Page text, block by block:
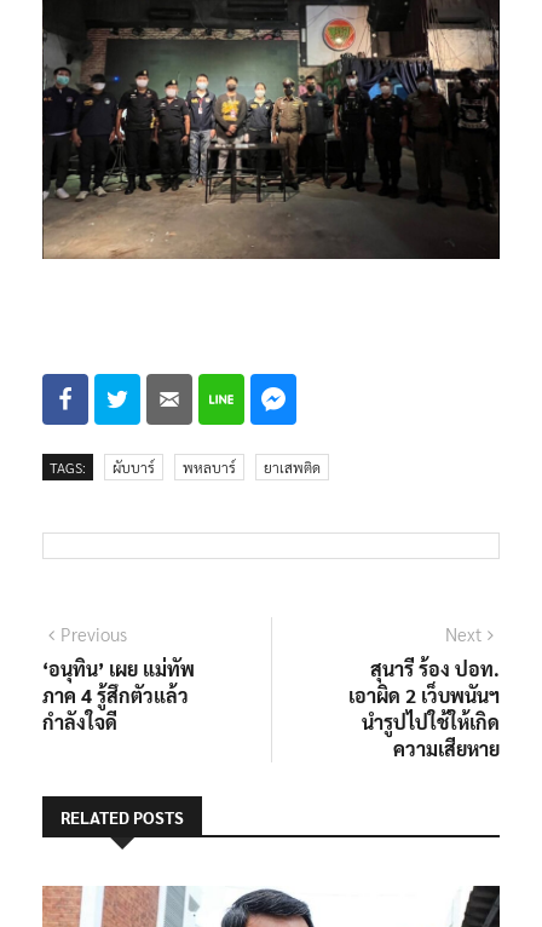
TAGS: ผับบาร์ พหลบาร์ ยาเสพติด
แนะแนว
เรื่อง
PreviousPrevious
post:
‘อนุทิน’ เผย แม่ทัพ
ภาค 4 รู้สึกตัวแล้ว
กำลังใจดี
Next
สุนารี ร้อง ปอท.
เอาผิด 2 เว็บพนันฯ
นำรูปไปใช้ให้เกิด
ความเสียหาย
RELATED POSTS